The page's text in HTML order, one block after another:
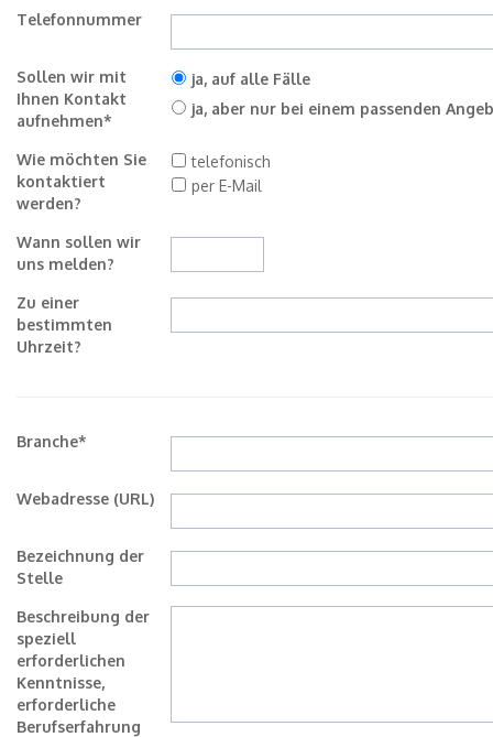
Telefonnummer
Sollen wir mit
Ihnen Kontakt
aufnehmen*
ja, auf alle Fälle
ja, aber nur bei einem passenden
Wie möchten Sie
kontaktiert
werden?
telefonisch
per E-Mail
Wann sollen wir
uns melden?
Zu einer
bestimmten
Uhrzeit?
Branche*
Webadresse (URL)
Bezeichnung der
Stelle
Beschreibung der
speziell
erforderlichen
Kenntnisse,
erforderliche
Berufserfahrung